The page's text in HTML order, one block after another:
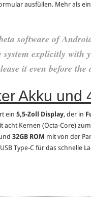
ausfüllen. Mehr als
software of
explicitly with
it even before
Akku und
ein 5,5-Zoll Display, der in
acht Kernen (Octa-Core)
32GB ROM mit von der
Type-C für das schnelle